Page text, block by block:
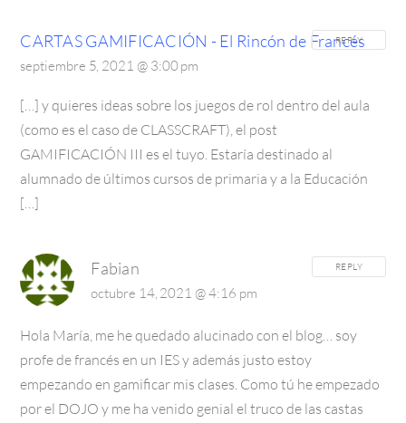
CARTAS GAMIFICACIÓN - El Rincón de Francés
septiembre 5, 2021 @ 3:00 pm
[…] y quieres ideas sobre los juegos de rol dentro del aula
(como es el caso de CLASSCRAFT), el post
GAMIFICACIÓN III es el tuyo. Estaría destinado al
alumnado de últimos cursos de primaria y a la Educación
[…]
REPLY
Fabian
octubre 14, 2021 @ 4:16 pm
Hola María, me he quedado alucinado con el blog… soy
profe de francés en un IES y además justo estoy
empezando en gamificar mis clases. Como tú he empezado
por el DOJO y me ha venido genial el truco de las castas
REPLY